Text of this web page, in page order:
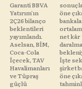
Garanti BBVA
Yatırım'ın
2Ç26 bilanço
beklentileri
yayımlandı.
Aselsan, BİM,
Coca-Cola
İçecek, TAV
Havalimanları
ve Tüpraş
güçlü
sonuçlarla
öne çıkarken,
bankalarda
ortalama %29
net kâr
daralması
bekleniyor.
İşte sektör ve
şirket bazında
öne çıkan